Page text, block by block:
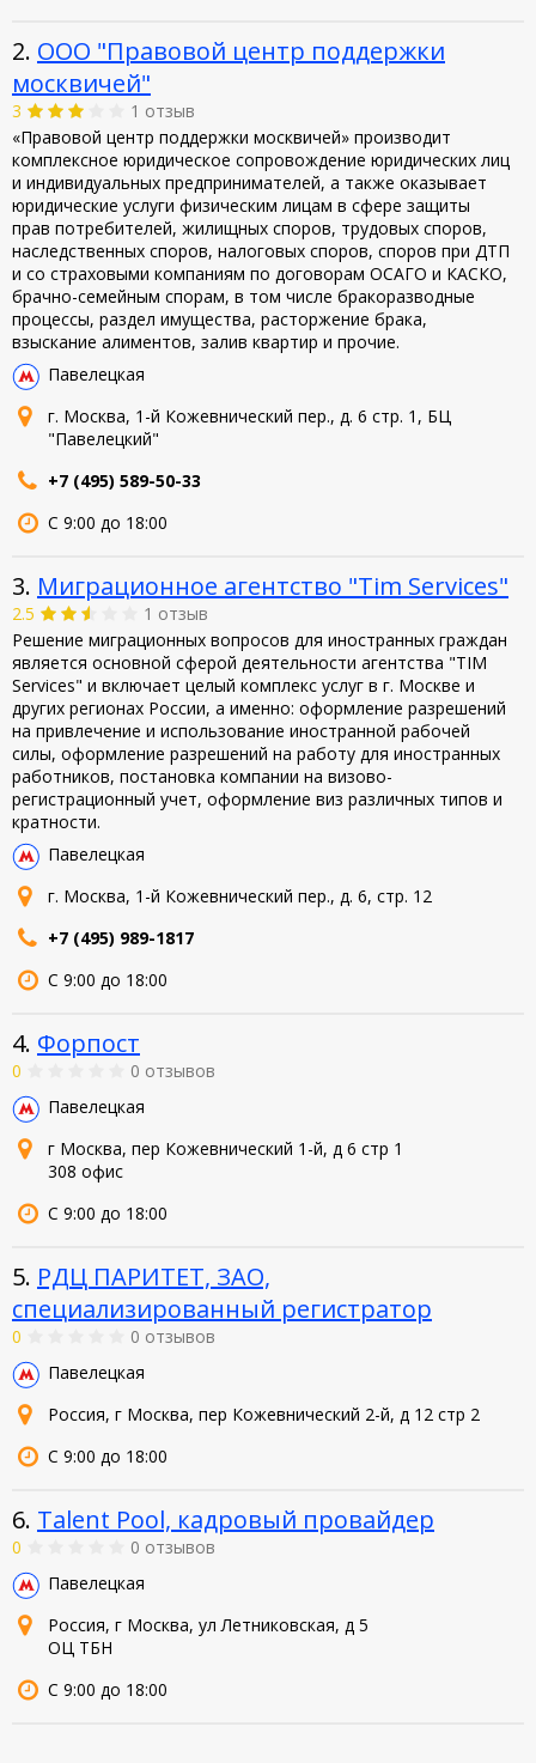
2. ООО "Правовой центр поддержки
москвичей"
3
1 отзыв
«Правовой центр поддержки москвичей» производит
комплексное юридическое сопровождение юридических лиц
и индивидуальных предпринимателей, а также оказывает
юридические услуги физическим лицам в сфере защиты
прав потребителей, жилищных споров, трудовых споров,
наследственных споров, налоговых споров, споров при ДТП
и со страховыми компаниям по договорам ОСАГО и КАСКО,
брачно-семейным спорам, в том числе бракоразводные
процессы, раздел имущества, расторжение брака,
взыскание алиментов, залив квартир и прочие.
Павелецкая
г. Москва, 1-й Кожевнический пер., д. 6 стр. 1, БЦ
"Павелецкий"
+7 (495) 589-50-33
С 9:00 до 18:00
3. Миграционное агентство "Tim Services"
2.5
1 отзыв
Решение миграционных вопросов для иностранных граждан
является основной сферой деятельности агентства "TIM
Services" и включает целый комплекс услуг в г. Москве и
других регионах России, а именно: оформление разрешений
на привлечение и использование иностранной рабочей
силы, оформление разрешений на работу для иностранных
работников, постановка компании на визово-
регистрационный учет, оформление виз различных типов и
кратности.
Павелецкая
г. Москва, 1-й Кожевнический пер., д. 6, стр. 12
+7 (495) 989-1817
С 9:00 до 18:00
4. Форпост
0
0 отзывов
Павелецкая
г Москва, пер Кожевнический 1-й, д 6 стр 1
308 офис
С 9:00 до 18:00
5. РДЦ ПАРИТЕТ, ЗАО,
специализированный регистратор
0
0 отзывов
Павелецкая
Россия, г Москва, пер Кожевнический 2-й, д 12 стр 2
С 9:00 до 18:00
6. Talent Pool, кадровый провайдер
0
0 отзывов
Павелецкая
Россия, г Москва, ул Летниковская, д 5
ОЦ ТБН
С 9:00 до 18:00